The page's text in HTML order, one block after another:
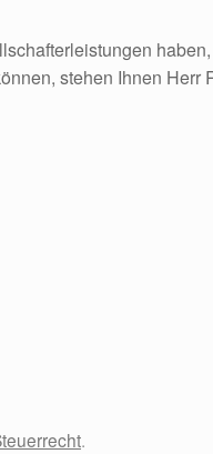
stehen Ihnen
.